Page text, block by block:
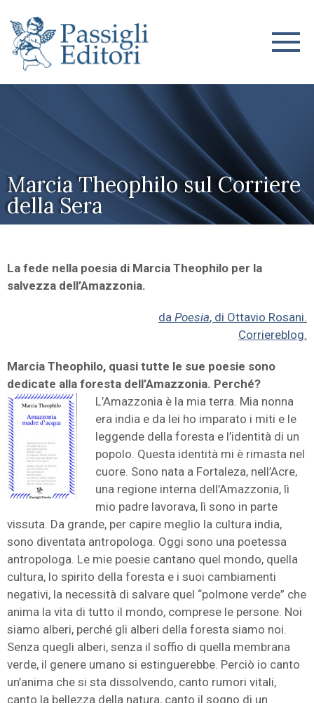
Marcia Theophilo sul Corriere
della Sera
La fede nella poesia di Marcia Theophilo per la
salvezza dell’Amazzonia.
da Poesia, di Ottavio Rosani.
Corriereblog.
Marcia Theophilo, quasi tutte le sue poesie sono
dedicate alla foresta dell’Amazzonia. Perché?
L’Amazzonia è la mia terra. Mia nonna
era india e da lei ho imparato i miti e le
leggende della foresta e l’identità di un
popolo. Questa identità mi è rimasta nel
cuore. Sono nata a Fortaleza, nell’Acre,
una regione interna dell’Amazzonia, lì
mio padre lavorava, lì sono in parte
vissuta. Da grande, per capire meglio la cultura india,
sono diventata antropologa. Oggi sono una poetessa
antropologa. Le mie poesie cantano quel mondo, quella
cultura, lo spirito della foresta e i suoi cambiamenti
negativi, la necessità di salvare quel “polmone verde” che
anima la vita di tutto il mondo, comprese le persone. Noi
siamo alberi, perché gli alberi della foresta siamo noi.
Senza quegli alberi, senza il soffio di quella membrana
verde, il genere umano si estinguerebbe. Perciò io canto
un’anima che si sta dissolvendo, canto rumori vitali,
canto la bellezza della natura, canto il sogno di un